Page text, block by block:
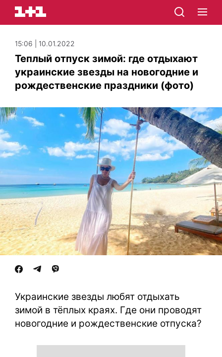
15:06 | 10.01.2022
Теплый отпуск зимой: где отдыхают
украинские звезды на новогодние и
рождественские праздники (фото)
Украинские звезды любят отдыхать
зимой в тёплых краях. Где они проводят
новогодние и рождественские отпуска?